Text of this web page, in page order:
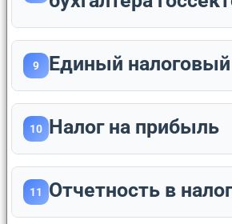
9 Единый
10 Налог на прибыль
11 Отчетность в